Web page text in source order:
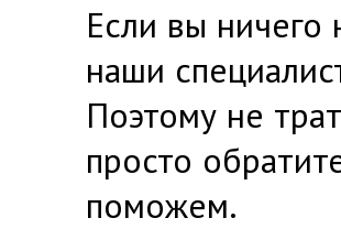
Если вы
наши
Поэтому не
просто
поможем.